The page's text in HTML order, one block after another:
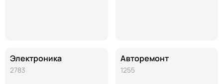
Электроника
2783
Авторемонт
1255